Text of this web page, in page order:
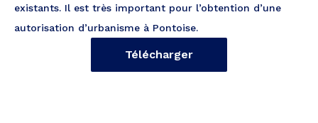
existants. Il est très important pour l’obtention d’une
autorisation d’urbanisme à Pontoise.
Télécharger